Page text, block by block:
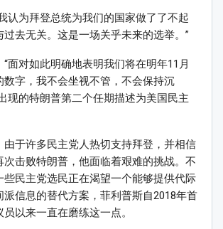
认为拜登总统为我们的国家做了了不起
过去无关。这是一场关乎未来的选举。”
面对如此明确地表明我们将在明年11月
数字，我不会坐视不管，不会保持沉
现的特朗普第二个任期描述为美国民主
由于许多民主党人热切支持拜登，并相信
次击败特朗普，他面临着艰难的挑战。不
些民主党选民正在渴望一个能够提供代际
派信息的替代方案，菲利普斯自2018年首
以来一直在磨练这一点。